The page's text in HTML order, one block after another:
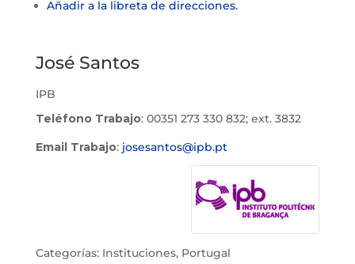
Añadir a la libreta de direcciones.
José Santos
IPB
Teléfono Trabajo: 00351 273 330 832; ext. 3832
Email Trabajo: josesantos@ipb.pt
Categorías: Instituciones, Portugal